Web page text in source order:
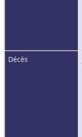
Décès